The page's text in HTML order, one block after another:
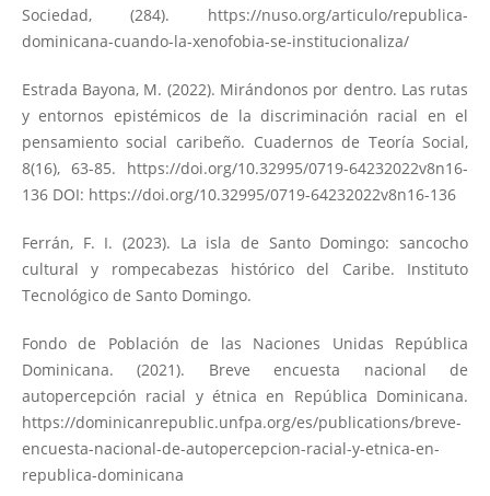
Sociedad, (284). https://nuso.org/articulo/republica-
dominicana-cuando-la-xenofobia-se-institucionaliza/
Estrada Bayona, M. (2022). Mirándonos por dentro. Las rutas
y entornos epistémicos de la discriminación racial en el
pensamiento social caribeño. Cuadernos de Teoría Social,
8(16), 63-85. https://doi.org/10.32995/0719-64232022v8n16-
136DOI: https://doi.org/10.32995/0719-64232022v8n16-136
Ferrán, F. I. (2023). La isla de Santo Domingo: sancocho
cultural y rompecabezas histórico del Caribe. Instituto
Tecnológico de Santo Domingo.
Fondo de Población de las Naciones Unidas República
Dominicana. (2021). Breve encuesta nacional de
autopercepción racial y étnica en República Dominicana.
https://dominicanrepublic.unfpa.org/es/publications/breve-
encuesta-nacional-de-autopercepcion-racial-y-etnica-en-
republica-dominicana